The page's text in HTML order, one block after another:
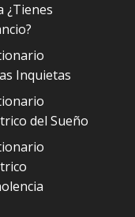
¿Tienes
Inquietas
del Sueño